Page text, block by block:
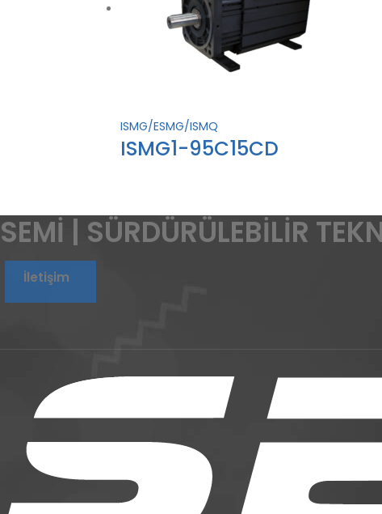
ISMG/ESMG/ISMQ
ISMG1-95C15CD
SEMİ | SÜRDÜRÜLEBİLİR
İletişim